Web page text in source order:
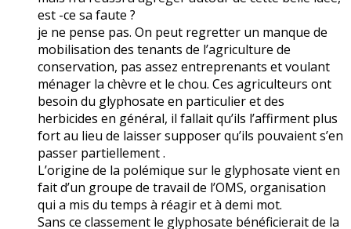
est -ce sa faute ?
je ne pense pas. On peut regretter un manque de
mobilisation des tenants de l’agriculture de
conservation, pas assez entreprenants et voulant
ménager la chèvre et le chou. Ces agriculteurs ont
besoin du glyphosate en particulier et des
herbicides en général, il fallait qu’ils l’affirment plus
fort au lieu de laisser supposer qu’ils pouvaient s’en
passer partiellement .
L’origine de la polémique sur le glyphosate vient en
fait d’un groupe de travail de l’OMS, organisation
qui a mis du temps à réagir et à demi mot.
Sans ce classement le glyphosate bénéficierait de la